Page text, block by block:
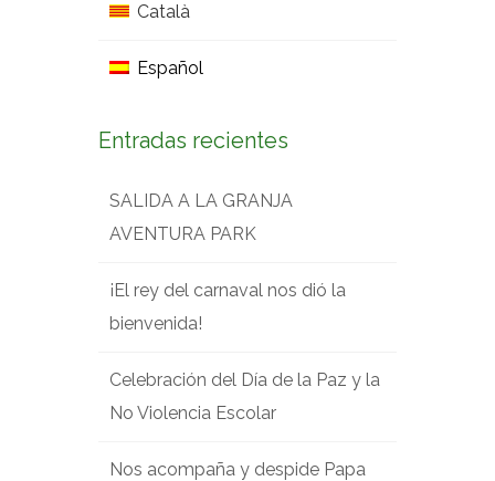
Català
Español
Entradas recientes
SALIDA A LA GRANJA
AVENTURA PARK
¡El rey del carnaval nos dió la
bienvenida!
Celebración del Día de la Paz y la
No Violencia Escolar
Nos acompaña y despide Papa